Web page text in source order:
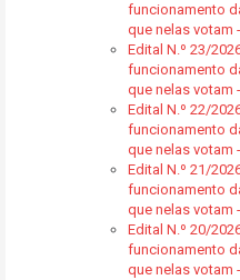
funcionamento
que nelas votam
Edital N.º 23/
funcionamento
que nelas votam
Edital N.º 22/
funcionamento
que nelas votam
Edital N.º 21/
funcionamento
que nelas votam
Edital N.º 20/
funcionamento
que nelas votam